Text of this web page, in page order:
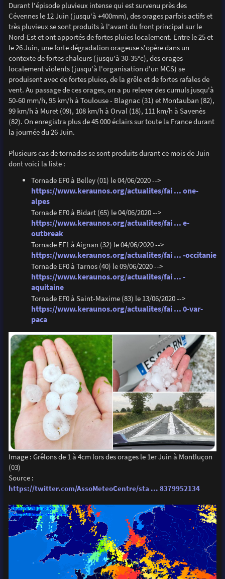
Durant l'épisode pluvieux intense qui est survenu près des
Cévennes le 12 Juin (jusqu'à +400mm), des orages parfois actifs et
très pluvieux se sont produits à l'avant du front principal sur le
Nord-Est et ont apportés de fortes pluies localement. Entre le 25 et
le 26 Juin, une forte dégradation orageuse s'opère dans un
contexte de fortes chaleurs (jusqu'à 30-35°c), des orages
localement violents (jusqu'à l'organisation d'un MCS) se
produisent avec de fortes pluies, de la grêle et de fortes rafales de
vent. Au passage de ces orages, on a pu relever des cumuls jusqu'à
50-60 mm/h, 95 km/h à Toulouse - Blagnac (31) et Montauban (82),
99 km/h à Muret (09), 108 km/h à Orval (18), 111 km/h à Savenès
(82). On enregistra plus de 45 000 éclairs sur toute la France durant
la journée du 26 Juin.
Plusieurs cas de tornades se sont produits durant ce mois de Juin
dont voici la liste :
Tornade EF0 à Belley (01) le 04/06/2020 -->
https://www.keraunos.org/actualites/fai ... one-
alpes
Tornade EF0 à Bidart (65) le 04/06/2020 -->
https://www.keraunos.org/actualites/fai ... e-
outbreak
Tornade EF1 à Aignan (32) le 04/06/2020 -->
https://www.keraunos.org/actualites/fai ... -occitanie
Tornade EF0 à Tarnos (40) le 09/06/2020 -->
https://www.keraunos.org/actualites/fai ... -
aquitaine
Tornade EF0 à Saint-Maxime (83) le 13/06/2020 -->
https://www.keraunos.org/actualites/fai ... 0-var-
paca
Image : Grêlons de 1 à 4cm lors des orages le 1er Juin à Montluçon
(03)
Source :
https://twitter.com/AssoMeteoCentre/sta ... 8379952134